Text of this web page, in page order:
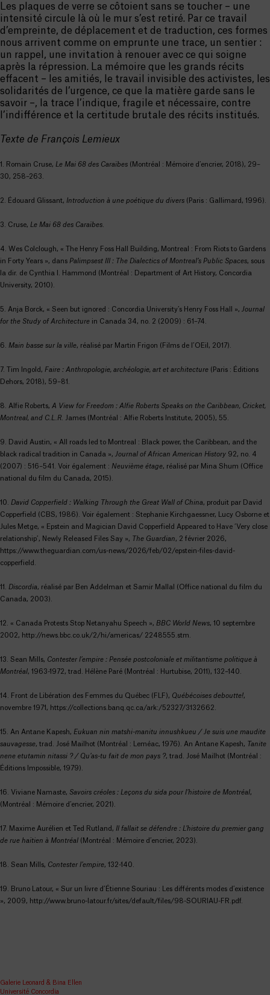
Les plaques de verre se côtoient sans se toucher – une
intensité circule là où le mur s’est retiré. Par ce travail
d’empreinte, de déplacement et de traduction, ces formes
nous arrivent comme on emprunte une trace, un sentier :
un rappel, une invitation à renouer avec ce qui soigne
après la répression. La mémoire que les grands récits
effacent – les amitiés, le travail invisible des activistes, les
solidarités de l’urgence, ce que la matière garde sans le
savoir –, la trace l’indique, fragile et nécessaire, contre
l’indifférence et la certitude brutale des récits institués.
Texte de François Lemieux
1. Romain Cruse, Le Mai 68 des Caraïbes (Montréal : Mémoire d’encrier, 2018), 29–
30, 258–263.
2. Édouard Glissant, Introduction à une poétique du divers (Paris : Gallimard, 1996).
3. Cruse, Le Mai 68 des Caraïbes
4. Wes Colclough, « The Henry Foss Hall Building, Montreal : From Riots to Gardens
in Forty Years », dans Palimpsest III : The Dialectics of Montreal’s Public Spaces, sous
la dir. de Cynthia I. Hammond (Montréal : Department of Art History, Concordia
University, 2010).
5. Anja Borck, « Seen but ignored : Concordia University’s Henry Foss Hall », Journal
for the Study of Architecture in Canada 34, no. 2 (2009) : 61–74.
6. Main basse sur la ville, réalisé par Martin Frigon (Films de l’OEil, 2017).
7. Tim Ingold, Faire : Anthropologie, archéologie, art et architecture (Paris : Éditions
Dehors, 2018), 59–81.
8. Alfie Roberts, A View for Freedom : Alfie Roberts Speaks on the Caribbean, Cricket,
Montreal, and C.L.R . James (Montréal : Alfie Roberts Institute, 2005), 55.
9. David Austin, « All roads led to Montreal : Black power, the Caribbean, and the
black radical tradition in Canada », Journal of African American History 92, no. 4
(2007) : 516–541. Voir également : Neuvième étage, réalisé par Mina Shum (Office
national du film du Canada, 2015).
10. David Copperfield : Walking Through the Great Wall of China, produit par David
Copperfield (CBS, 1986). Voir également : Stephanie Kirchgaessner, Lucy Osborne et
Jules Metge, « Epstein and Magician David Copperfield Appeared to Have ‘Very close
relationship’, Newly Released Files Say », The Guardian, 2 février 2026,
https://www.theguardian.com/us-news/2026/feb/02/epstein-files-david-
copperfield.
11. Discordia, réalisé par Ben Addelman et Samir Mallal (Office national du film du
Canada, 2003).
12. « Canada Protests Stop Netanyahu Speech », BBC World News, 10 septembre
2002, http://news.bbc.co.uk/2/hi/americas/ 2248555.stm.
13. Sean Mills, Contester l’empire : Pensée postcoloniale et militantisme politique à
Montréal, 1963-1972, trad. Hélène Paré (Montréal : Hurtubise, 2011), 132–140.
14. Front de Libération des Femmes du Québec (FLF), Québécoises deboutte!,
novembre 1971, https://collections.banq.qc.ca/ark:/52327/3132662.
15. An Antane Kapesh, Eukuan nin matshi-manitu innushkueu / Je suis une maudite
sauvagesse, trad. José Mailhot (Montréal : Leméac, 1976). An Antane Kapesh, Tanite
nene etutamin nitassi ? / Qu’as-tu fait de mon pays ?, trad. José Mailhot (Montréal :
Éditions Impossible, 1979).
16. Viviane Namaste, Savoirs créoles : Leçons du sida pour l’histoire de Montréal,
(Montréal : Mémoire d’encrier, 2021).
17. Maxime Aurélien et Ted Rutland, Il fallait se défendre : L’histoire du premier gang
de rue haïtien à Montréal (Montréal : Mémoire d’encrier, 2023).
18. Sean Mills, Contester l’empire, 132-140.
19. Bruno Latour, « Sur un livre d’Étienne Souriau : Les différents modes d’existence
», 2009, http://www.bruno-latour.fr/sites/default/files/98-SOURIAU-FR.pdf.
Galerie Leonard & Bina Ellen
Université Concordia